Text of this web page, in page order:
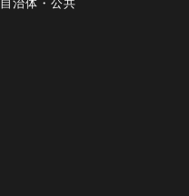
自治体・公共